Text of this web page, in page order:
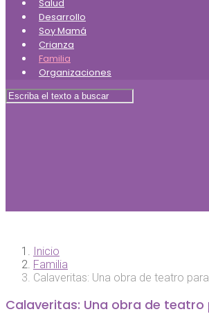
Salud
Desarrollo
Soy Mamá
Crianza
Familia
Organizaciones
Inicio
Familia
Calaveritas: Una obra de teatro
Calaveritas: Una obra de